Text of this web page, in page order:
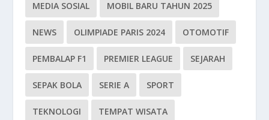
MEDIA SOSIAL MOBIL BARU TAHUN 2025
NEWS OLIMPIADE PARIS 2024 OTOMOTIF
PEMBALAP F1 PREMIER LEAGUE SEJARAH
SEPAK BOLA SERIE A SPORT
TEKNOLOGI TEMPAT WISATA